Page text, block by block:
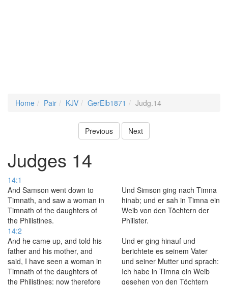
Home Pair KJV GerElb1871 Judg.14
Previous Next
Judges 14
14:1
And Samson went down to
Timnath, and saw a woman in
Timnath of the daughters of
the Philistines.
Und Simson ging nach Timna
hinab; und er sah in Timna ein
Weib von den Töchtern der
Philister.
14:2
And he came up, and told his
father and his mother, and
said, I have seen a woman in
Timnath of the daughters of
the Philistines: now therefore
Und er ging hinauf und
berichtete es seinem Vater
und seiner Mutter und sprach:
Ich habe in Timna ein Weib
gesehen von den Töchtern